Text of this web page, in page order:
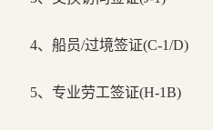
4、船员/过境签证(C-1/D)
5、专业劳工签证(H-1B)